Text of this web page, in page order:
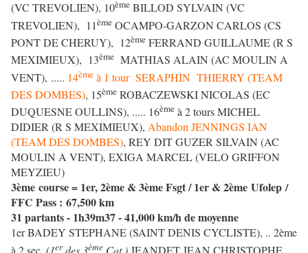
(VC TREVOLIEN), 10ème BILLOD SYLVAIN (VC
TREVOLIEN), 11ème OCAMPO-GARZON CARLOS (CS
PONT DE CHERUY), 12ème FERRAND GUILLAUME (R S
MEXIMIEUX), 13ème MATHIAS ALAIN (AC MOULIN A
VENT), ..... 14ème à 1 tour SERAPHIN THIERRY (TEAM
DES DOMBES), 15ème ROBACZEWSKI NICOLAS (EC
DUQUESNE OULLINS), ..... 16ème à 2 tours MICHEL
DIDIER (R S MEXIMIEUX), Abandon JENNINGS IAN
(TEAM DES DOMBES), REY DIT GUZER SILVAIN (AC
MOULIN A VENT), EXIGA MARCEL (VELO GRIFFON
MEYZIEU)
3ème course = 1er, 2ème & 3ème Fsgt / 1er & 2ème Ufolep /
FFC Pass : 67,500 km
31 partants - 1h39m37 - 41,000 km/h de moyenne
1er BADEY STEPHANE (SAINT DENIS CYCLISTE), .. 2ème
à 2 sec. (1erdes 3ème Cat.)JEANDET JEAN CHRISTOPHE